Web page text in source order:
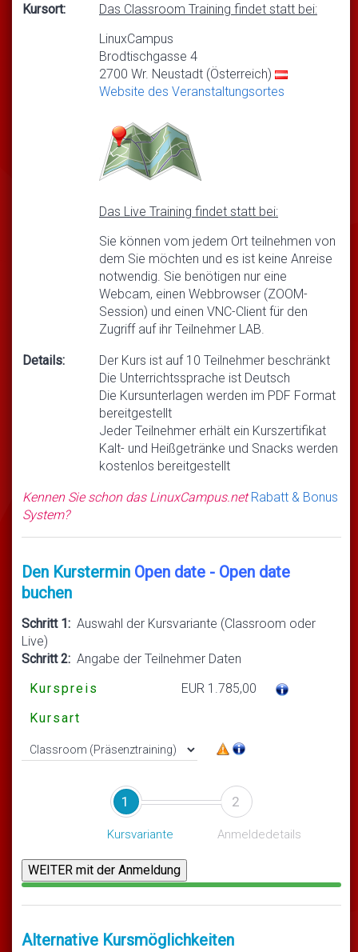
Kursort:
Das Classroom Training findet statt bei:
LinuxCampus
Brodtischgasse 4
2700 Wr. Neustadt (Österreich)
Website des Veranstaltungsortes
Das Live Training findet statt bei:
Sie können vom jedem Ort teilnehmen von
dem Sie möchten und es ist keine Anreise
notwendig. Sie benötigen nur eine
Webcam, einen Webbrowser (ZOOM-
Session) und einen VNC-Client für den
Zugriff auf ihr Teilnehmer LAB.
Details:
Der Kurs ist auf 10 Teilnehmer beschränkt
Die Unterrichtssprache ist Deutsch
Die Kursunterlagen werden im PDF Format
bereitgestellt
Jeder Teilnehmer erhält ein Kurszertifikat
Kalt- und Heißgetränke und Snacks werden
kostenlos bereitgestellt
Kennen Sie schon das LinuxCampus.netRabatt & Bonus
System?
Den Kurstermin Open date - Open date
buchen
Schritt 1: Auswahl der Kursvariante (Classroom oder
Live)
Schritt 2: Angabe der Teilnehmer Daten
Kurspreis
EUR 1.785,00
Kursart
1
Kursvariante
2
Anmeldedetails
Alternative Kursmöglichkeiten